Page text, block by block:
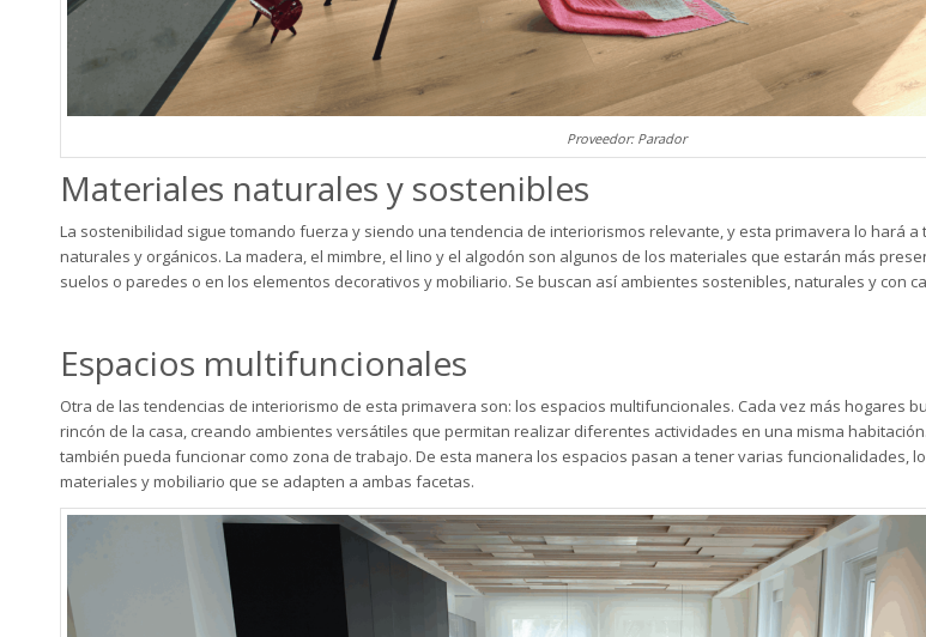
Proveedor: Parador
Materiales naturales y sostenibles
La sostenibilidad sigue tomando fuerza y siendo una tendencia de interiorismos relevante, y esta primavera lo hará
naturales y orgánicos. La madera, el mimbre, el lino y el algodón son algunos de los materiales que estarán más
suelos o paredes o en los elementos decorativos y mobiliario. Se buscan así ambientes sostenibles, naturales y con
Espacios multifuncionales
Otra de las tendencias de interiorismo de esta primavera son: los espacios multifuncionales. Cada vez más hogares
rincón de la casa, creando ambientes versátiles que permitan realizar diferentes actividades en una misma
también pueda funcionar como zona de trabajo. De esta manera los espacios pasan a tener varias funcionalidades,
materiales y mobiliario que se adapten a ambas facetas.